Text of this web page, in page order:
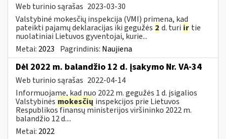
Web turinio sąrašas 2023-03-30
Valstybinė mokesčių inspekcija (VMI) primena, kad
pateikti pajamų deklaracijas iki gegužės 2 d. turi ir tie
nuolatiniai Lietuvos gyventojai, kurie...
Metai: 2023 Pagrindinis: Naujiena
Dėl 2022 m. balandžio 12 d. įsakymo Nr. VA-34
Web turinio sąrašas 2022-04-14
Informuojame, kad nuo 2022 m. gegužės 1 d. įsigalios
Valstybinės mokesčių inspekcijos prie Lietuvos
Respublikos finansų ministerijos viršininko 2022 m.
balandžio 12 d....
Metai: 2022